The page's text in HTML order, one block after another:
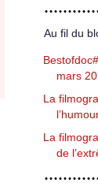
Au fil du
mars
La
La
de